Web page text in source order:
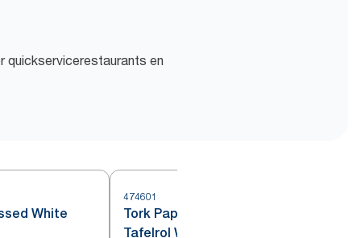
quickservicerestaurants en
White
474601
Tork Papieren Embossed
Tafelrol Wit